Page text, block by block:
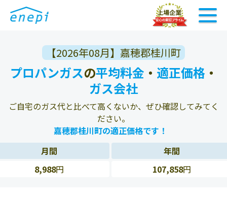
【2026年08月】嘉穂郡桂川町
プロパンガスの平均料金 ・ 適正価格 ・
ガス会社
ご自宅のガス代と比べて高くないか、ぜひ確認してみてく
ださい。
嘉穂郡桂川町の適正価格です！
月間
年間
8,988円 107,858円